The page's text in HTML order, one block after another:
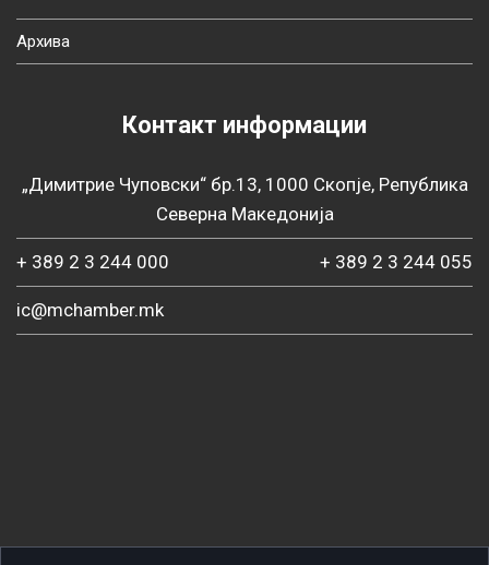
Архива
Контакт информации
„Димитрие Чуповски“ бр.13, 1000 Скопје, Република
Северна Македонија
+ 389 2 3 244 000 + 389 2 3 244 055
ic@mchamber.mk